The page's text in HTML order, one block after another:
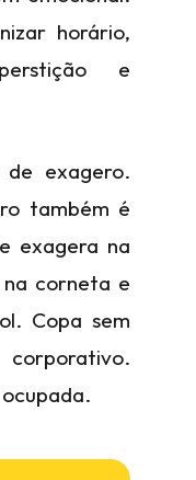
horário,
e
de exagero.
também é
exagera na
corneta e
Copa sem